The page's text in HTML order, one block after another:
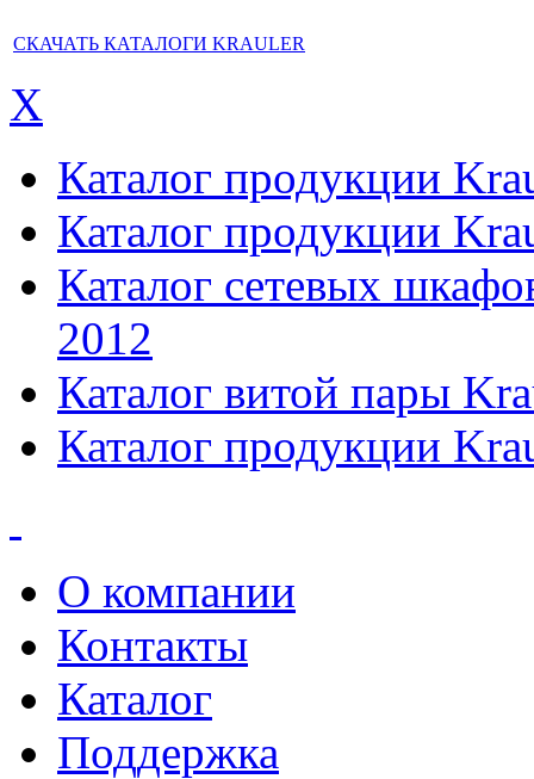
СКАЧАТЬ КАТАЛОГИ KRAULER
X
Каталог продукции
Каталог продукции
Каталог сетевых
2012
Каталог витой пары
Каталог продукции
О компании
Контакты
Каталог
Поддержка